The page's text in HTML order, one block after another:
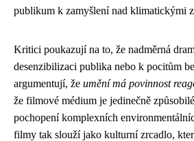
publikum k zamyšlení nad klimatickými
Kritici poukazují na to, že nadměrná
desenzibilizaci publika nebo k pocitům
argumentují, že umění má povinnost
že filmové médium je jedinečně
pochopení komplexních
filmy tak slouží jako kulturní zrcadlo,